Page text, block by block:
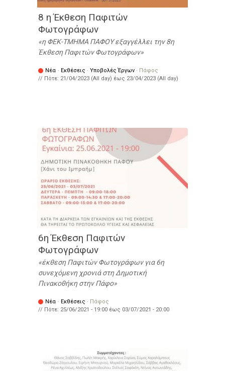
8 η Έκθεση Παφιτών
Φωτογράφων
η ΦΕΚ-ΤΜΗΜΑ ΠΑΦΟΥ εξαγγέλλει την 8η
Έκθεση Παφιτών Φωτογράφων
Νέα · Εκθέσεις · Υποβολές Έργων · Πάφος
// Πότε: 21/04/2023 (All day) έως 23/04/2023 (All day)
6η Έκθεση Παφιτών
Φωτογράφων
έκθεση Παφιτών Φωτογράφων για 6η
συνεχόμενη χρονιά στη Δημοτική
Πινακοθήκη στην Πάφο
Νέα · Εκθέσεις · Πάφος
// Πότε: 25/06/2021 - 19:00 έως 03/07/2021 - 20:00